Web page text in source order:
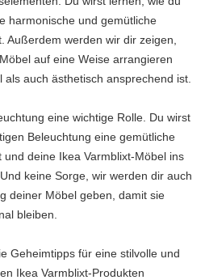
harmonische und gemütliche
Außerdem werden wir dir zeigen,
auf eine Weise arrangieren
auch ästhetisch ansprechend ist.
eine wichtige Rolle. Du wirst
Beleuchtung eine gemütliche
deine Ikea Varmblixt-Möbel ins
keine Sorge, wir werden dir auch
deiner Möbel geben, damit sie
bleiben.
Geheimtipps für eine stilvolle und
Ikea Varmblixt-Produkten